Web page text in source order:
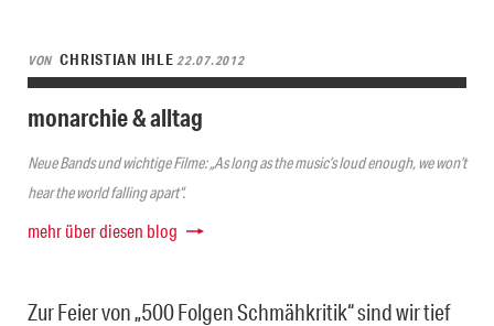
VON CHRISTIAN IHLE22.07.2012
monarchie & alltag
Neue Bands und wichtige Filme: „As long as the music’s loud enough, we won’t
hear the world falling apart“.
mehr über diesen blog
Zur Feier von „500 Folgen Schmähkritik“ sind wir tief